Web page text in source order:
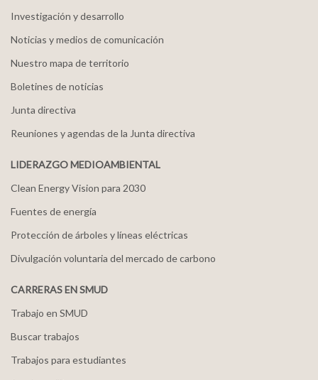
Investigación y desarrollo
Noticias y medios de comunicación
Nuestro mapa de territorio
Boletines de noticias
Junta directiva
Reuniones y agendas de la Junta directiva
LIDERAZGO MEDIOAMBIENTAL
Clean Energy Vision para 2030
Fuentes de energía
Protección de árboles y líneas eléctricas
Divulgación voluntaria del mercado de carbono
CARRERAS EN SMUD
Trabajo en SMUD
Buscar trabajos
Trabajos para estudiantes